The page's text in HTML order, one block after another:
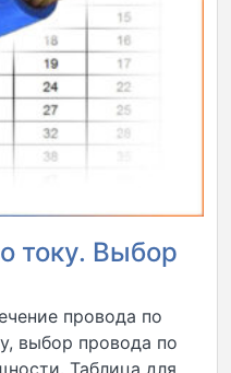
току. Выбор
провода по
выбор провода по
Таблица для